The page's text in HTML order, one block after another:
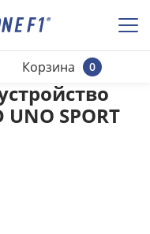
0
Корзина
SPORT